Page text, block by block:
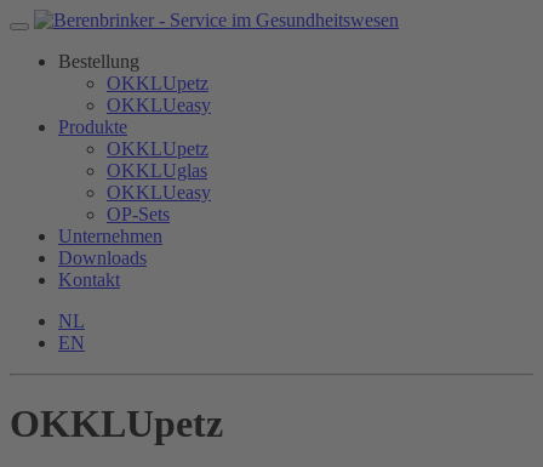
Bestellung
OKKLUpetz
OKKLUeasy
Produkte
OKKLUpetz
OKKLUglas
OKKLUeasy
OP-Sets
Unternehmen
Downloads
Kontakt
NL
EN
OKKLUpetz